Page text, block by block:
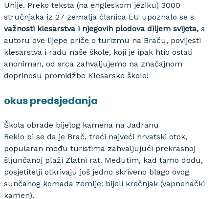
Unije. Preko teksta (na engleskom jeziku) 3000
stručnjaka iz 27 zemalja članica EU upoznalo se s
važnosti klesarstva i njegovih plodova diljem svijeta, a
autoru ove lijepe priče o turizmu na Braču, povijesti
klesarstva i radu naše škole, koji je ipak htio ostati
anoniman, od srca zahvaljujemo na značajnom
doprinosu promidžbe Klesarske škole!
okus predsjedanja
Škola obrade bijelog kamena na Jadranu
Reklo bi se da je Brač, treći najveći hrvatski otok,
popularan među turistima zahvaljujući prekrasnoj
šljunčanoj plaži Zlatni rat. Međutim, kad tamo dođu,
posjetitelji otkrivaju još jedno skriveno blago ovog
sunčanog komada zemlje: bijeli krečnjak (vapnenački
kamen).